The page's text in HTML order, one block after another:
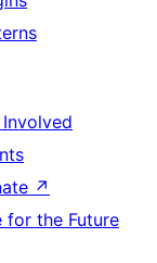
↗
for the Future